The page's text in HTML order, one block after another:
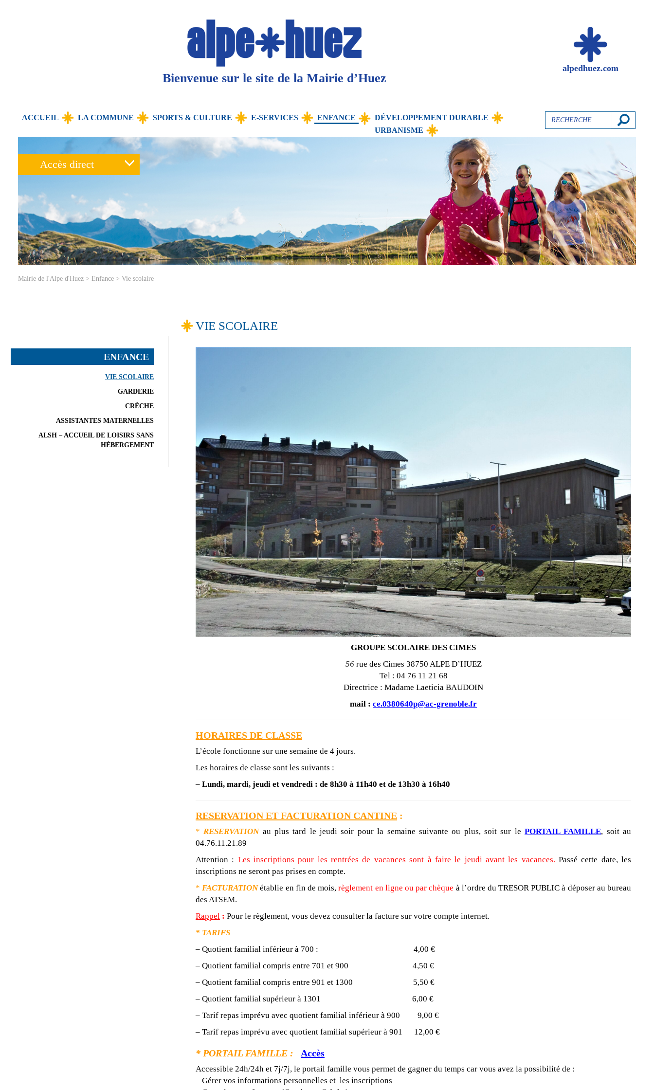
Bienvenue sur le site de la Mairie d’Huez
alpedhuez.com
ACCUEIL LA COMMUNE SPORTS & CULTURE E-SERVICES ENFANCE
DÉVELOPPEMENT DURABLE
URBANISME
Recherche
Accès direct
Mairie de l'Alpe d'Huez > Enfance > Vie scolaire
ENFANCE
VIE SCOLAIRE
GARDERIE
CRÈCHE
ASSISTANTES MATERNELLES
ALSH – ACCUEIL DE LOISIRS SANS
HÉBERGEMENT
VIE SCOLAIRE
GROUPE SCOLAIRE DES CIMES
56 rue des Cimes 38750 ALPE D’HUEZ
Tel : 04 76 11 21 68
Directrice : Madame Laeticia BAUDOIN
mail : ce.0380640p@ac-grenoble.fr
HORAIRES DE CLASSE
L’école fonctionne sur une semaine de 4 jours.
Les horaires de classe sont les suivants :
– Lundi, mardi, jeudi et vendredi : de 8h30 à 11h40 et de 13h30 à 16h40
RESERVATION ET FACTURATION CANTINE :
*RESERVATION au plus tard le jeudi soir pour la semaine suivante ou plus, soit sur le PORTAIL FAMILLE, soit au
04.76.11.21.89
Attention : Les inscriptions pour les rentrées de vacances sont à faire le jeudi avant les vacances. Passé cette date, les
inscriptions ne seront pas prises en compte.
*FACTURATION établie en fin de mois, règlement en ligne ou par chèque à l’ordre du TRESOR PUBLIC à déposer au bureau
des ATSEM.
Rappel : Pour le règlement, vous devez consulter la facture sur votre compte internet.
* TARIFS
– Quotient familial inférieur à 700 : 4,00 €
– Quotient familial compris entre 701 et 900 4,50 €
– Quotient familial compris entre 901 et 1300 5,50 €
– Quotient familial supérieur à 1301 6,00 €
– Tarif repas imprévu avec quotient familial inférieur à 900 9,00 €
– Tarif repas imprévu avec quotient familial supérieur à 901 12,00 €
* PORTAIL FAMILLE : Accès
Accessible 24h/24h et 7j/7j, le portail famille vous permet de gagner du temps car vous avez la possibilité de :
– Gérer vos informations personnelles et les inscriptions